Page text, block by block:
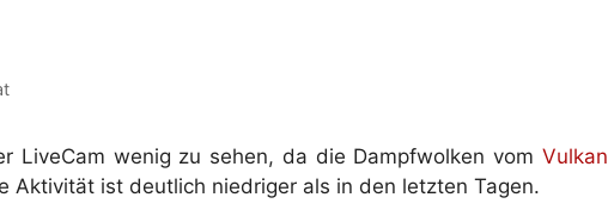
LiveCam wenig zu sehen, da die Dampfwolken vom Vulkan
Aktivität ist deutlich niedriger als in den letzten Tagen.